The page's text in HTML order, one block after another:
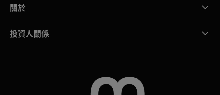
關於
投資人關係